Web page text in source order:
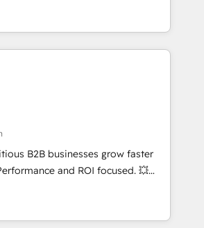
marketing, ABM, IA,
CRM HubSpot réussies - 40
150 certifications HubSpot
growth. From onboarding to
campaigns, our in-house team
that drive long-term
and automation setup •
migrations and data cleanups •
party integrations 📈 End-to-
• Lifecycle marketing and
• Sales enablement tools
• Retention strategies with
onboardings and 2,000+
Deep expertise across marketing,
B2B businesses grow faster
and ROI focused. 💥
HubSpot partner that can help you
We work with your teams to
challenges and improve user